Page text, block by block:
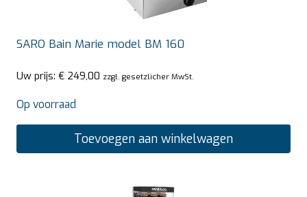
SARO Bain Marie model BM 160
Uw prijs: € 249,00 zzgl. gesetzlicher MwSt.
Op voorraad
Toevoegen aan winkelwagen